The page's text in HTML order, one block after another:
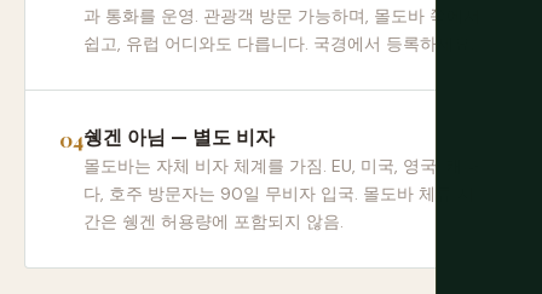
과 통화를 운영. 관광객 방문 가능하며, 몰도바 쪽에서
쉽고, 유럽 어디와도 다릅니다. 국경에서 등록하세요.
쉥겐 아님 — 별도 비자
몰도바는 자체 비자 체계를 가짐. EU, 미국, 영국, 캐나
다, 호주 방문자는 90일 무비자 입국. 몰도바 체류 시
간은 쉥겐 허용량에 포함되지 않음.